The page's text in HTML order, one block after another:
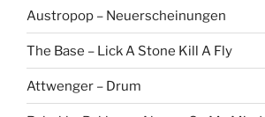
Austropop – Neuerscheinungen
The Base – Lick A Stone Kill A Fly
Attwenger – Drum